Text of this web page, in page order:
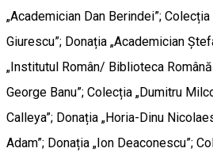
„Academician Dan Berindei”; Colecția
Giurescu”; Donația „Academician
„Institutul Român/ Biblioteca
George Banu”; Colecția „Dumitru
Calleya”; Donația „Horia-Dinu
Adam”; Donația „Ion Deaconescu”;